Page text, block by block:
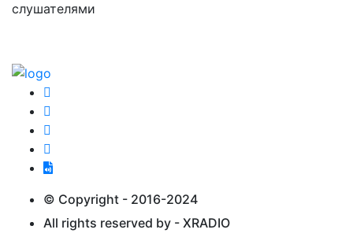
слушателями
© Copyright - 2016-2024
All rights reserved by - XRADIO